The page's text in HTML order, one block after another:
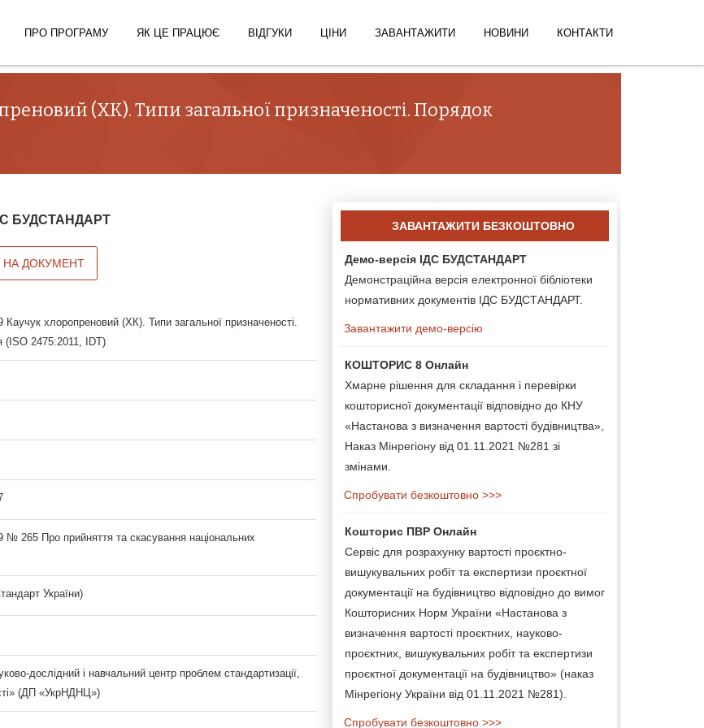
ПРО ПРОГРАМУ ЯК ЦЕ ПРАЦЮЄ ВІДГУКИ ЦІНИ ЗАВАНТАЖИТИ НОВИНИ КОНТАКТИ
(ХК). Типи загальної призначеності. Порядок
БУДСТАНДАРТ
НА ДОКУМЕНТ
хлоропреновий (ХК). Типи загальної призначеності.
(ISO 2475:2011, IDT)
№ 265 Про прийняття та скасування національних
України)
дослідний і навчальний центр проблем стандартизації,
(ДП «УкрНДНЦ»)
ЗАВАНТАЖИТИ БЕЗКОШТОВНО
Демо-версія ІДС БУДСТАНДАРТ
Демонстраційна версія електронної бібліотеки
нормативних документів ІДС БУДСТАНДАРТ.
Завантажити демо-версію
КОШТОРИС 8 Онлайн
Хмарне рішення для складання і перевірки
кошторисної документації відповідно до КНУ
«Настанова з визначення вартості будівництва»,
Наказ Мінрегіону від 01.11.2021 №281 зі
змінами.
Спробувати безкоштовно >>>
Кошторис ПВР Онлайн
Сервіс для розрахунку вартості проєктно-
вишукувальних робіт та експертизи проєктної
документації на будівництво відповідно до вимог
Кошторисних Норм України «Настанова з
визначення вартості проєктних, науково-
проєктних, вишукувальних робіт та експертизи
проєктної документації на будівництво» (наказ
Мінрегіону України від 01.11.2021 №281).
Спробувати безкоштовно >>>